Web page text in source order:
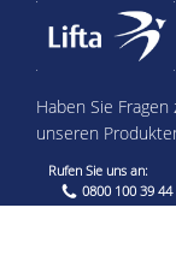
Haben Sie
unseren
Rufen Sie uns an:
0800 100 39 44